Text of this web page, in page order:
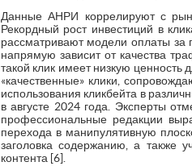
Данные АНРИ коррелируют с
Рекордный рост инвестиций в
рассматривают модели оплаты за
напрямую зависит от качества
такой клик имеет низкую
«качественные» клики,
использования кликбейта в
в августе 2024 года. Эксперты
профессиональные редакции
перехода в манипулятивную
заголовка содержанию, а также
контента [6].